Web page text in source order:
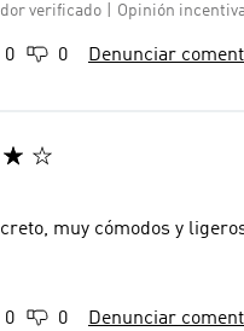
verificado
Opinión
0 0 Denunciar
muy cómodos y
0 0 Denunciar